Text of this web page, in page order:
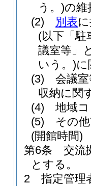
う。)の維
(2)
別表
(以下「駐
議室等」
いう。)に
(3)
会議
収納に関
(4)
地域
(5)
その
(開館時間)
第6条
交流
とする。
2
指定管理